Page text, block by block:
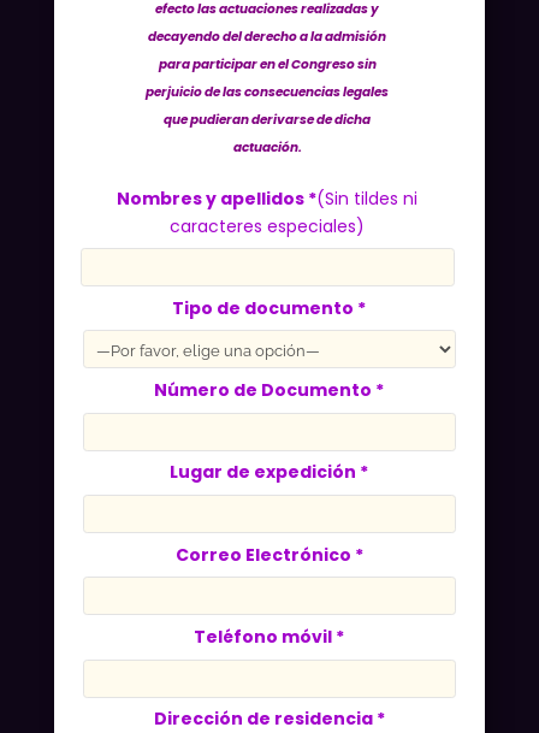
efecto las actuaciones realizadas y
decayendo del derecho a la admisión
para participar en el Congreso sin
perjuicio de las consecuencias legales
que pudieran derivarse de dicha
actuación.
Nombres y apellidos *(Sin tildes ni
caracteres especiales)
Tipo de documento *
Número de Documento *
Lugar de expedición *
Correo Electrónico *
Teléfono móvil *
Dirección de residencia *